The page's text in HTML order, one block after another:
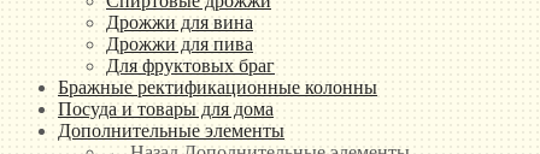
Дрожжи для вина
Дрожжи для пива
Для фруктовых браг
Бражные ректификационные колонны
Посуда и товары для дома
Дополнительные элементы